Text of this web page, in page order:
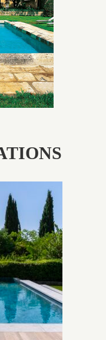
retrouver une
de pierres de